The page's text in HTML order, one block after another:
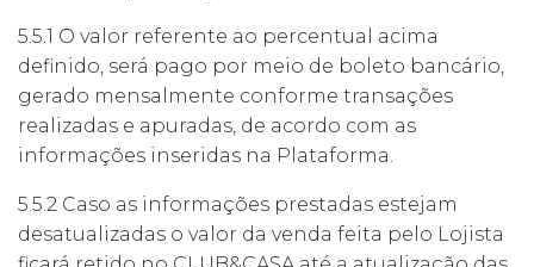
5.5.1 O valor referente ao percentual acima
definido, será pago por meio de boleto bancário,
gerado mensalmente conforme transações
realizadas e apuradas, de acordo com as
informações inseridas na Plataforma.
5.5.2 Caso as informações prestadas estejam
desatualizadas o valor da venda feita pelo Lojista